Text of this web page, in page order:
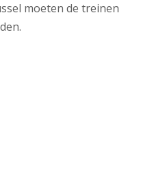
moeten de treinen